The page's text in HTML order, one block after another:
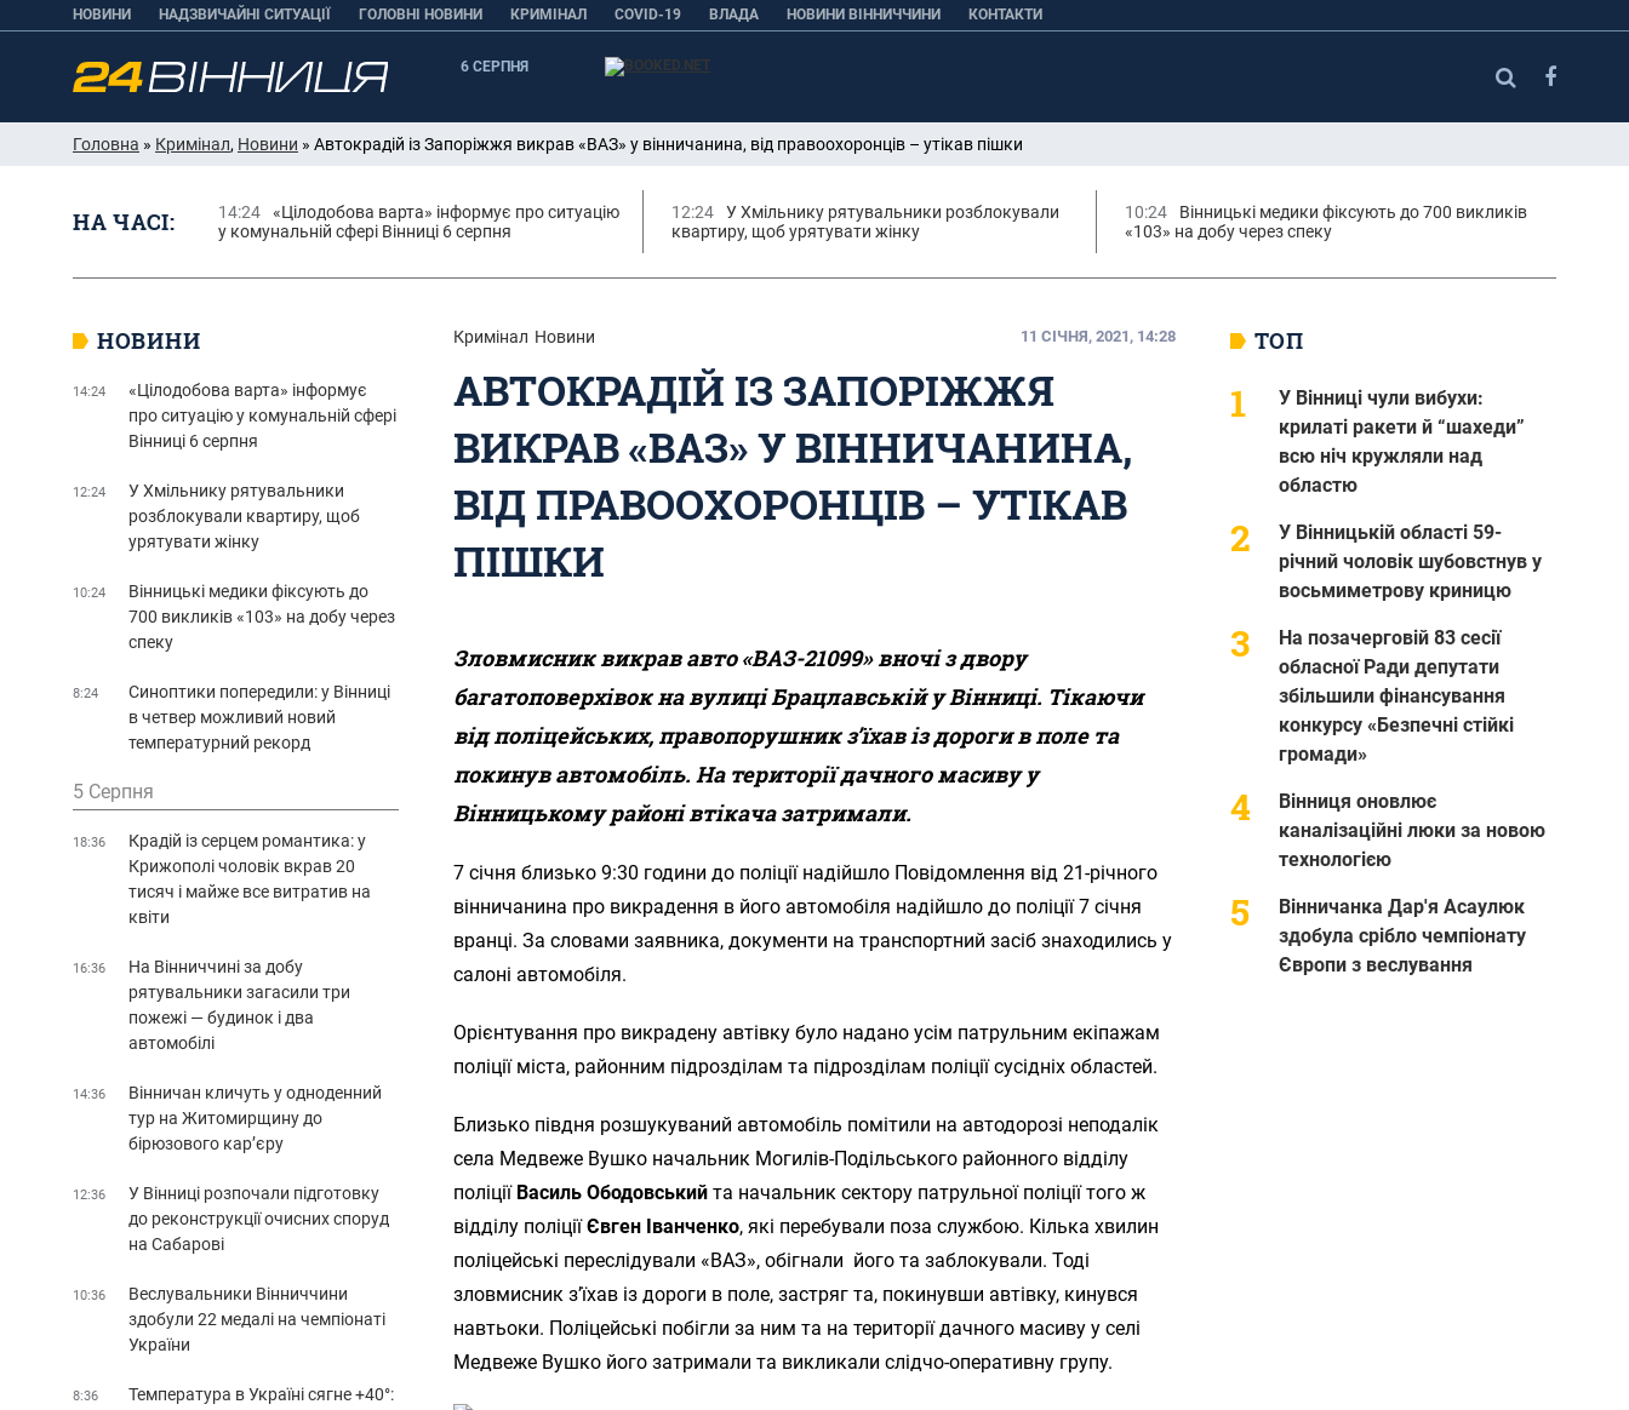
НОВИНИ НАДЗВИЧАЙНІ СИТУАЦІЇ ГОЛОВНІ НОВИНИ КРИМІНАЛ COVID-19 ВЛАДА НОВИНИ ВІННИЧЧИНИ КОНТАКТИ
6 СЕРПНЯ
Головна » Кримінал, Новини » Автокрадій із Запоріжжя викрав «ВАЗ» у вінничанина, від правоохоронців – утікав пішки
НА ЧАСІ: 14:24
«Цілодобова варта» інформує про ситуацію
у комунальній сфері Вінниці 6 серпня
12:24
У Хмільнику рятувальники розблокували
квартиру, щоб урятувати жінку
10:24
Вінницькі медики фіксують до 700 викликів
«103» на добу через спеку
Кримінал Новини 11 СІЧНЯ, 2021, 14:28
АВТОКРАДІЙ ІЗ ЗАПОРІЖЖЯ
ВИКРАВ «ВАЗ» У ВІННИЧАНИНА,
ВІД ПРАВООХОРОНЦІВ – УТІКАВ
ПІШКИ
Зловмисник викрав авто«ВАЗ-21099»вночі здвору
багатоповерхівок на вулиці Брацлавськійу Вінниці. Тікаючи
від поліцейських, правопорушник з’їхавіз дорогивполета
покинув автомобіль. Натериторії дачного масиву у
Вінницькому районівтікачазатримали.
7 січня близько 9:30 години до поліції надійшло Повідомлення від 21-річного
вінничанина про викрадення в його автомобіля надійшло до поліції 7 січня
вранці. За словами заявника, документи на транспортний засіб знаходились у
салоні автомобіля.
Орієнтування про викрадену автівку було надано усім патрульним екіпажам
поліції міста, районним підрозділам та підрозділам поліції сусідніх областей.
Близько півдня розшукуваний автомобіль помітили на автодорозі неподалік
села Медвеже Вушко начальник Могилів-Подільського районного відділу
поліції Василь Ободовськийта начальник сектору патрульної поліції того ж
відділу поліціїЄвген Іванченко, які перебували поза службою. Кілька хвилин
поліцейські переслідували «ВАЗ», обігнали його та заблокували. Тоді
зловмисник з’їхав із дороги в поле, застряг та, покинувши автівку, кинувся
навтьоки. Поліцейські побігли за ним та на території дачного масиву у селі
Медвеже Вушко його затримали та викликали слідчо-оперативну групу.
ТОП
У Вінниці чули вибухи:
крилаті ракети й “шахеди”
всю ніч кружляли над
областю
У Вінницькій області 59-
річний чоловік шубовстнув у
восьмиметрову криницю
На позачерговій 83 сесії
обласної Ради депутати
збільшили фінансування
конкурсу «Безпечні стійкі
громади»
Вінниця оновлює
каналізаційні люки за новою
технологією
Вінничанка Дар'я Асаулюк
здобула срібло чемпіонату
Європи з веслування
НОВИНИ
14:24
«Цілодобова варта» інформує
про ситуацію у комунальній сфері
Вінниці 6 серпня
12:24
У Хмільнику рятувальники
розблокували квартиру, щоб
урятувати жінку
10:24
Вінницькі медики фіксують до
700 викликів «103» на добу через
спеку
8:24
Синоптики попередили: у Вінниці
в четвер можливий новий
температурний рекорд
5 Серпня
18:36
Крадій із серцем романтика: у
Крижополі чоловік вкрав 20
тисяч і майже все витратив на
квіти
16:36
На Вінниччині за добу
рятувальники загасили три
пожежі — будинок і два
автомобілі
14:36
Вінничан кличуть у одноденний
тур на Житомирщину до
бірюзового кар’єру
12:36
У Вінниці розпочали підготовку
до реконструкції очисних споруд
на Сабарові
10:36
Веслувальники Вінниччини
здобули 22 медалі на чемпіонаті
України
8:36
Температура в Україні сягне +40°: